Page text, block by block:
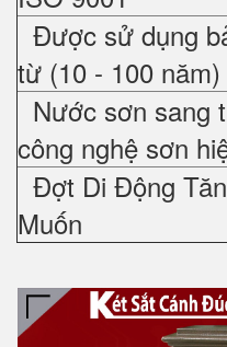
Được sử dụng
từ (10 - 100 năm)
Nước sơn sang
công nghệ sơn
Đợt Di Động
Muốn